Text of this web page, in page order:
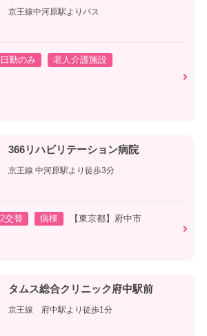
京王線中河原駅よりバス
日勤のみ
老人介護施設
366リハビリテーション病院
京王線 中河原駅より徒歩3分
2交替 病棟
【東京都】府中市
タムス総合クリニック府中駅前
京王線 府中駅より徒歩1分